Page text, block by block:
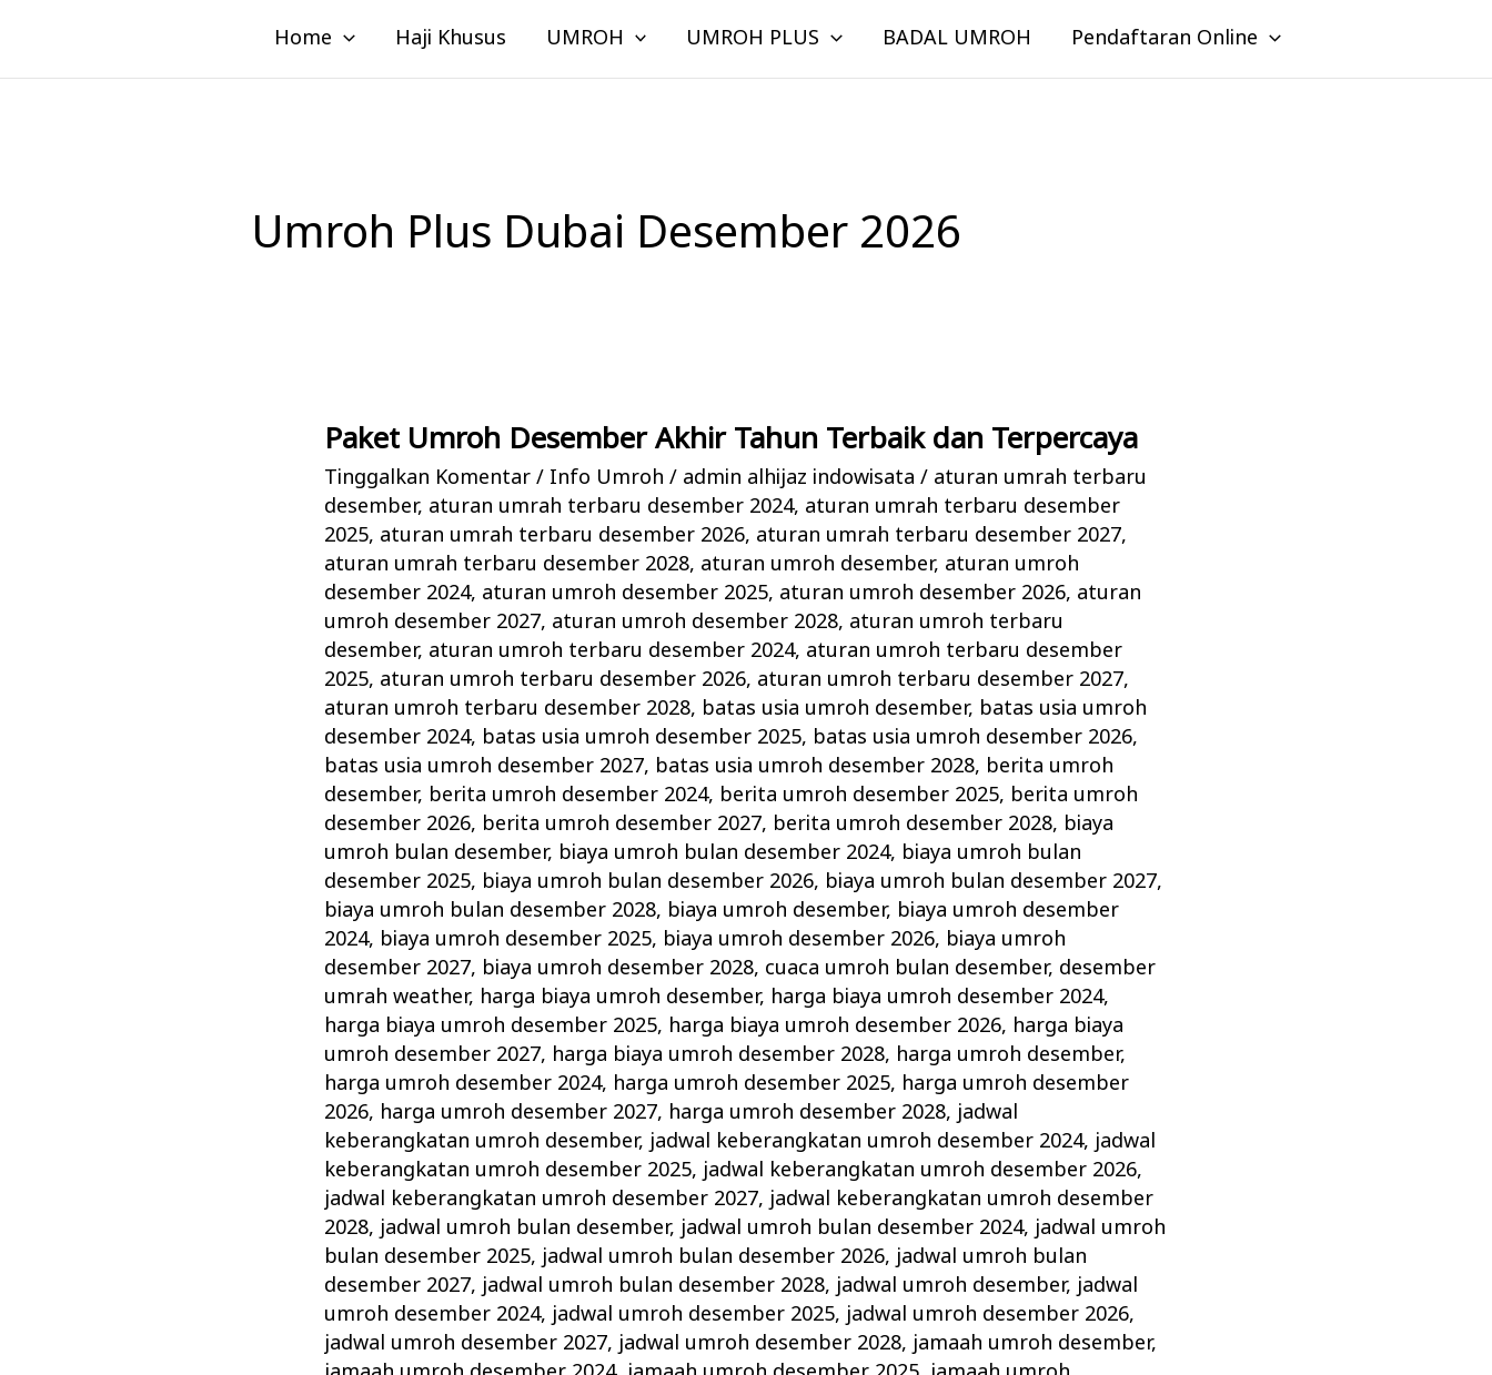
konten
Home Haji Khusus UMROH UMROH PLUS BADAL UMROH Pendaftaran Online
Umroh Plus Dubai Desember 2026
Paket Umroh Desember Akhir Tahun Terbaik dan Terpercaya
Tinggalkan Komentar / Info Umroh / admin alhijaz indowisata/ aturan umrah terbaru
desember, aturan umrah terbaru desember 2024, aturan umrah terbaru desember
2025, aturan umrah terbaru desember 2026, aturan umrah terbaru desember 2027,
aturan umrah terbaru desember 2028, aturan umroh desember, aturan umroh
desember 2024, aturan umroh desember 2025, aturan umroh desember 2026, aturan
umroh desember 2027, aturan umroh desember 2028, aturan umroh terbaru
desember, aturan umroh terbaru desember 2024, aturan umroh terbaru desember
2025, aturan umroh terbaru desember 2026, aturan umroh terbaru desember 2027,
aturan umroh terbaru desember 2028, batas usia umroh desember, batas usia umroh
desember 2024, batas usia umroh desember 2025, batas usia umroh desember 2026,
batas usia umroh desember 2027, batas usia umroh desember 2028, berita umroh
desember, berita umroh desember 2024, berita umroh desember 2025, berita umroh
desember 2026, berita umroh desember 2027, berita umroh desember 2028, biaya
umroh bulan desember, biaya umroh bulan desember 2024, biaya umroh bulan
desember 2025, biaya umroh bulan desember 2026, biaya umroh bulan desember 2027,
biaya umroh bulan desember 2028, biaya umroh desember, biaya umroh desember
2024, biaya umroh desember 2025, biaya umroh desember 2026, biaya umroh
desember 2027, biaya umroh desember 2028, cuaca umroh bulan desember, desember
umrah weather, harga biaya umroh desember, harga biaya umroh desember 2024,
harga biaya umroh desember 2025, harga biaya umroh desember 2026, harga biaya
umroh desember 2027, harga biaya umroh desember 2028, harga umroh desember,
harga umroh desember 2024, harga umroh desember 2025, harga umroh desember
2026, harga umroh desember 2027, harga umroh desember 2028, jadwal
keberangkatan umroh desember, jadwal keberangkatan umroh desember 2024, jadwal
keberangkatan umroh desember 2025, jadwal keberangkatan umroh desember 2026,
jadwal keberangkatan umroh desember 2027, jadwal keberangkatan umroh desember
2028, jadwal umroh bulan desember, jadwal umroh bulan desember 2024, jadwal umroh
bulan desember 2025, jadwal umroh bulan desember 2026, jadwal umroh bulan
desember 2027, jadwal umroh bulan desember 2028, jadwal umroh desember, jadwal
umroh desember 2024, jadwal umroh desember 2025, jadwal umroh desember 2026,
jadwal umroh desember 2027, jadwal umroh desember 2028, jamaah umroh desember,
Paket
Umroh
Desember
Akhir
Tahun
Terbaik
dan
Terpercaya